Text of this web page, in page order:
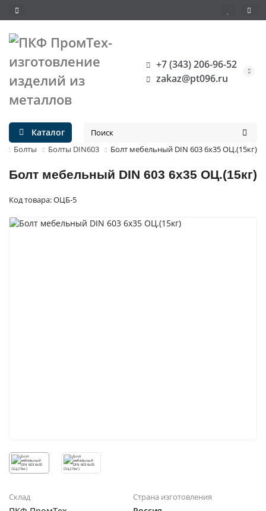
+7 (343) 206-96-52
zakaz@pt096.ru
Каталог
Болты Болты DIN603 Болт мебельный DIN 603 6х35 ОЦ.(15кг)
Болт мебельный DIN 603 6х35 ОЦ.(15кг)
Код товара: ОЦБ-5
Склад Страна изготовления